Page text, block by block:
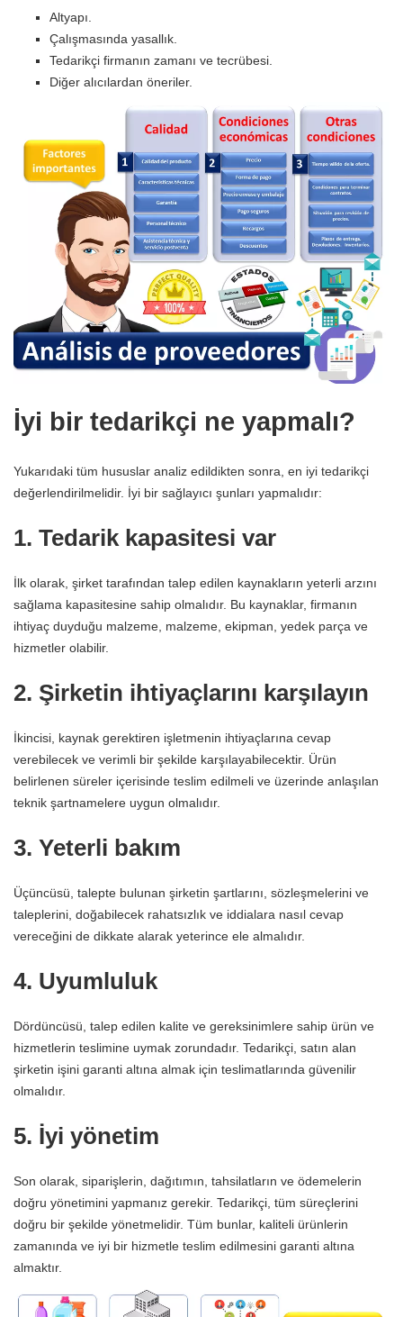
Altyapı.
Çalışmasında yasallık.
Tedarikçi firmanın zamanı ve tecrübesi.
Diğer alıcılardan öneriler.
İyi bir tedarikçi ne yapmalı?
Yukarıdaki tüm hususlar analiz edildikten sonra, en iyi tedarikçi
değerlendirilmelidir. İyi bir sağlayıcı şunları yapmalıdır:
1. Tedarik kapasitesi var
İlk olarak, şirket tarafından talep edilen kaynakların yeterli arzını
sağlama kapasitesine sahip olmalıdır. Bu kaynaklar, firmanın
ihtiyaç duyduğu malzeme, malzeme, ekipman, yedek parça ve
hizmetler olabilir.
2. Şirketin ihtiyaçlarını karşılayın
İkincisi, kaynak gerektiren işletmenin ihtiyaçlarına cevap
verebilecek ve verimli bir şekilde karşılayabilecektir. Ürün
belirlenen süreler içerisinde teslim edilmeli ve üzerinde anlaşılan
teknik şartnamelere uygun olmalıdır.
3. Yeterli bakım
Üçüncüsü, talepte bulunan şirketin şartlarını, sözleşmelerini ve
taleplerini, doğabilecek rahatsızlık ve iddialara nasıl cevap
vereceğini de dikkate alarak yeterince ele almalıdır.
4. Uyumluluk
Dördüncüsü, talep edilen kalite ve gereksinimlere sahip ürün ve
hizmetlerin teslimine uymak zorundadır. Tedarikçi, satın alan
şirketin işini garanti altına almak için teslimatlarında güvenilir
olmalıdır.
5. İyi yönetim
Son olarak, siparişlerin, dağıtımın, tahsilatların ve ödemelerin
doğru yönetimini yapmanız gerekir. Tedarikçi, tüm süreçlerini
doğru bir şekilde yönetmelidir. Tüm bunlar, kaliteli ürünlerin
zamanında ve iyi bir hizmetle teslim edilmesini garanti altına
almaktır.